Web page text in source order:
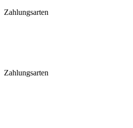
Zahlungsarten
Zahlungsarten